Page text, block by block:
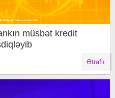
müsbət kredit
Ətraflı